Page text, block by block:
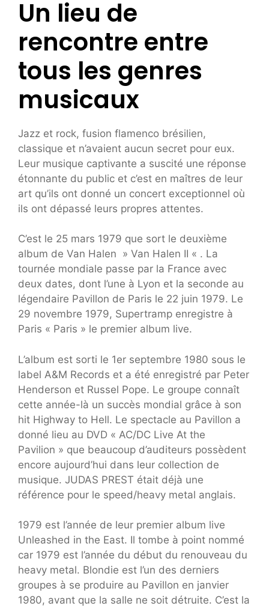
Un lieu de
rencontre entre
tous les genres
musicaux
Jazz et rock, fusion flamenco brésilien,
classique et n’avaient aucun secret pour eux.
Leur musique captivante a suscité une réponse
étonnante du public et c’est en maîtres de leur
art qu’ils ont donné un concert exceptionnel où
ils ont dépassé leurs propres attentes.
C’est le 25 mars 1979 que sort le deuxième
album de Van Halen » Van Halen II « . La
tournée mondiale passe par la France avec
deux dates, dont l’une à Lyon et la seconde au
légendaire Pavillon de Paris le 22 juin 1979. Le
29 novembre 1979, Supertramp enregistre à
Paris « Paris » le premier album live.
L’album est sorti le 1er septembre 1980 sous le
label A&M Records et a été enregistré par Peter
Henderson et Russel Pope. Le groupe connaît
cette année-là un succès mondial grâce à son
hit Highway to Hell. Le spectacle au Pavillon a
donné lieu au DVD « AC/DC Live At the
Pavilion » que beaucoup d’auditeurs possèdent
encore aujourd’hui dans leur collection de
musique. JUDAS PREST était déjà une
référence pour le speed/heavy metal anglais.
1979 est l’année de leur premier album live
Unleashed in the East. Il tombe à point nommé
car 1979 est l’année du début du renouveau du
heavy metal. Blondie est l’un des derniers
groupes à se produire au Pavillon en janvier
1980, avant que la salle ne soit détruite. C’est la